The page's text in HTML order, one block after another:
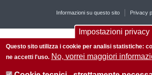
Informazioni su questo sito Privacy
Impostazioni privacy
Questo sito utilizza i cookie per analisi statistiche:
ne accetti l'uso. No, vorrei maggiori